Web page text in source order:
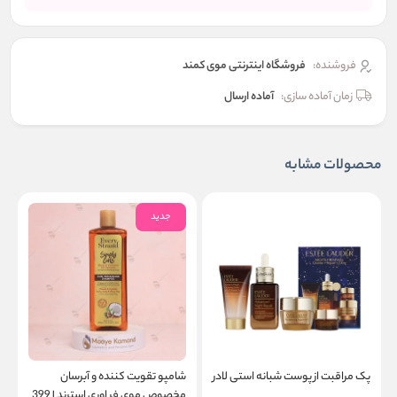
فروشنده: فروشگاه اینترنتی موی کمند
زمان آماده سازی: آماده ارسال
محصولات مشابه
پک مراقبت از پوست شبانه استی لادر
جدید
شامپو تقویت کننده و آبرسان